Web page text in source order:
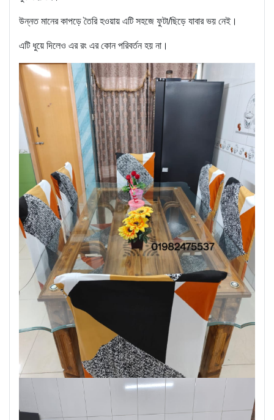
উন্নত মানের কাপড়ে তৈরি হওয়ায় এটি সহজে ফুটা/ছিড়ে যাবার ভয় নেই।
এটি ধুয়ে দিলেও এর রং এর কোন পরিবর্তন হয় না।